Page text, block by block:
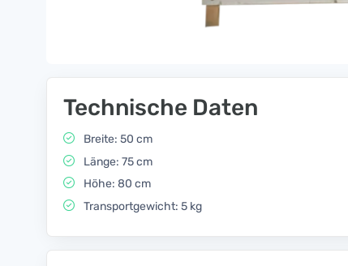
Technische Daten
Breite: 50 cm
Länge: 75 cm
Höhe: 80 cm
Transportgewicht: 5 kg